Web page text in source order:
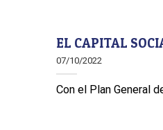
EL CAPITAL
07/10/2022
Con el Plan General